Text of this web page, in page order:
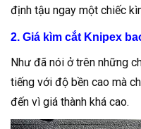
định tậu ngay một chiếc
2. Giá kìm cắt Knipex
Như đã nói ở trên những
tiếng với độ bền cao mà
đến vì giá thành khá cao.